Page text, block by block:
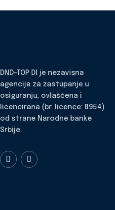
DND-TOP DI je nezavisna
agencija za zastupanje u
osiguranju, ovlašćena i
licencirana (br. licence: 8954)
od strane Narodne banke
Srbije.